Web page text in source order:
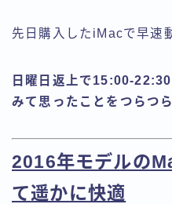
先日購入したiMacで早速
日曜日返上で15:00-
みて思ったことをつらつ
2016年モデルの
て遥かに快適